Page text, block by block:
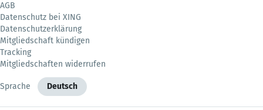
AGB
Datenschutz bei XING
Datenschutzerklärung
Mitgliedschaft kündigen
Tracking
Mitgliedschaften widerrufen
Sprache Deutsch